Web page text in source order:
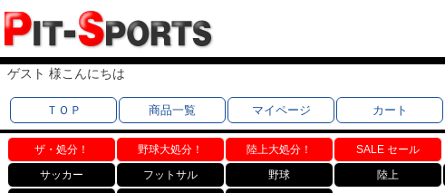
ゲスト 様こんにちは
ＴＯＰ 商品一覧 マイページ カート
ザ・処分！ 野球大処分！ 陸上大処分！
SALE セール
サッカー
フットサル 野球 陸上